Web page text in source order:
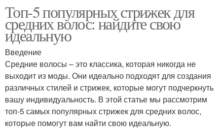
Топ-5 популярных стрижек для
средних волос: найдите свою
идеальную
Введение
Средние волосы – это классика, которая никогда не
выходит из моды. Они идеально подходят для создания
различных стилей и стрижек, которые могут подчеркнуть
вашу индивидуальность. В этой статье мы рассмотрим
топ-5 самых популярных стрижек для средних волос,
которые помогут вам найти свою идеальную.